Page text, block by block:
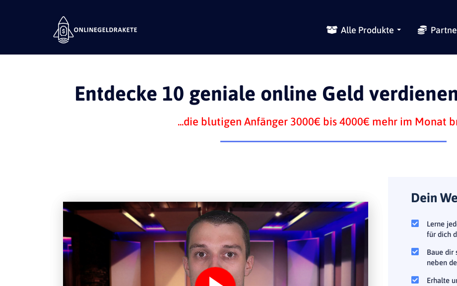
Alle Produkte
Entdecke 10 geniale online Geld
...die blutigen Anfänger 3000€ bis 4000€ mehr im Monat
Dein
Lerne
für dich
Baue dir
neben
Erhalte